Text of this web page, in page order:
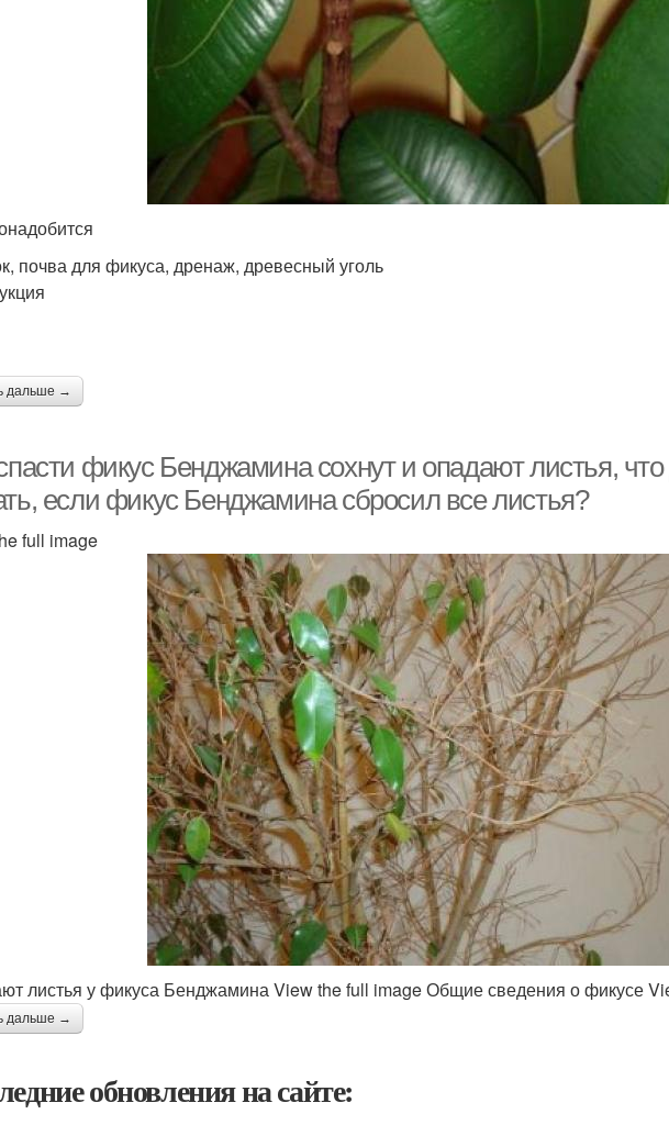
почва для фикуса, дренаж, древесный уголь
дальше →
фикус Бенджамина сохнут и опадают листья,
если фикус Бенджамина сбросил все листья?
full image
листья у фикуса Бенджамина View the full image Общие сведения о фикусе
дальше →
обновления на сайте: